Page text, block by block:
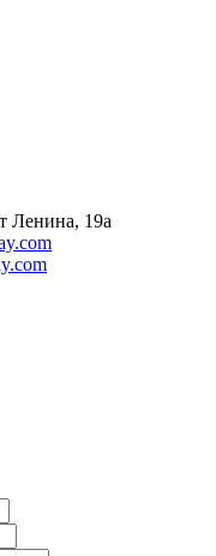
Ленина, 19а